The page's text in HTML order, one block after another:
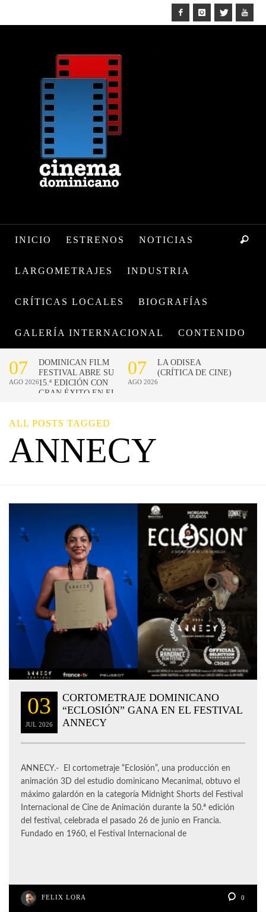
INICIO ESTRENOS NOTICIAS
LARGOMETRAJES INDUSTRIA
CRÍTICAS LOCALES BIOGRAFÍAS
GALERÍA INTERNACIONAL CONTENIDO
ALL POSTS TAGGED
ANNECY
03
JUL 2026
CORTOMETRAJE DOMINICANO
“ECLOSIÓN” GANA EN EL FESTIVAL
ANNECY
ANNECY.- El cortometraje “Eclosión”, una producción en
animación 3D del estudio dominicano Mecanimal, obtuvo el
máximo galardón en la categoría Midnight Shorts del Festival
Internacional de Cine de Animación durante la 50.ª edición
del festival, celebrada el pasado 26 de junio en Francia.
Fundado en 1960, el Festival Internacional de
FELIX LORA 0